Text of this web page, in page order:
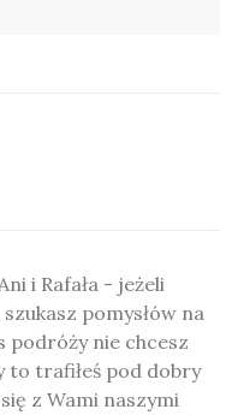
i Rafała - jeżeli
pomysłów na
podróży nie chcesz
to trafiłeś pod dobry
z Wami naszymi